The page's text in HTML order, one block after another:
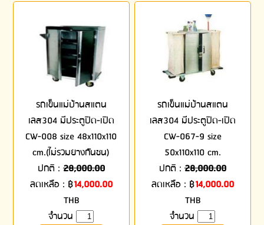
รถเข็นแม่บ้านสแตน
เลส304 มีประตูปิด-เปิด
CW-008 size 48x110x110
cm.(ไม่รวมยางกันชน)
ปกติ : 28,000.00
ลดเหลือ : ฿14,000.00
THB
จำนวน
รถเข็นแม่บ้านสแตน
เลส304 มีประตูปิด-เปิด
CW-067-9 size
50x110x110 cm.
ปกติ : 28,000.00
ลดเหลือ : ฿14,000.00
THB
จำนวน